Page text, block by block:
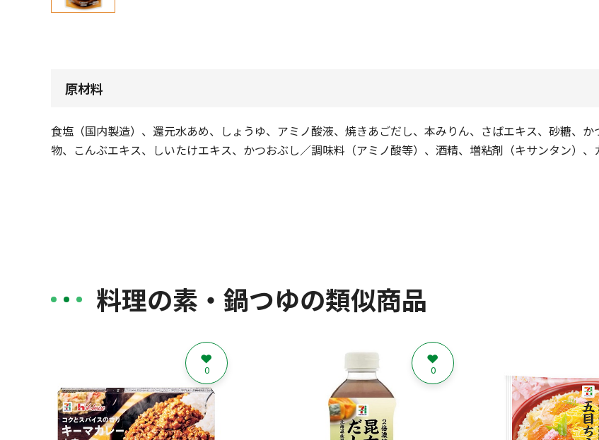
原材料
食塩（国内製造）、還元水あめ、しょうゆ、アミノ酸液、焼きあごだし、本みりん、さばエキス、砂糖、
物、こんぶエキス、しいたけエキス、かつおぶし／調味料（アミノ酸等）、酒精、増粘剤（キサンタン）
料理の素・鍋つゆの類似商品
0 0